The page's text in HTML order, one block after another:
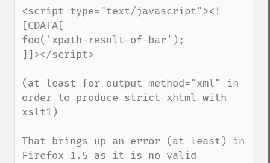
<script type="text/javascript"><!
[CDATA[
foo('xpath-result-of-bar');
]]></script>
(at least for output method="xml" in
order to produce strict xhtml with
xslt1)
That brings up an error (at least) in
Firefox 1.5 as it is no valid